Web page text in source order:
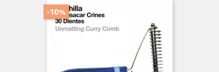
-10%